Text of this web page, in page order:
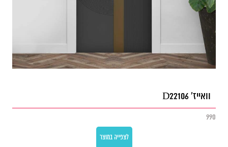
וואייז' D22106
990
לצפייה במוצר